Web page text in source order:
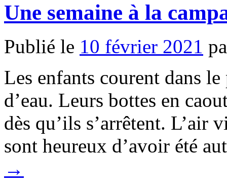
Une semaine à la
Publié le 10 février 2021
Les enfants courent dans
d’eau. Leurs bottes en
dès qu’ils s’arrêtent.
sont heureux d’avoir été
→